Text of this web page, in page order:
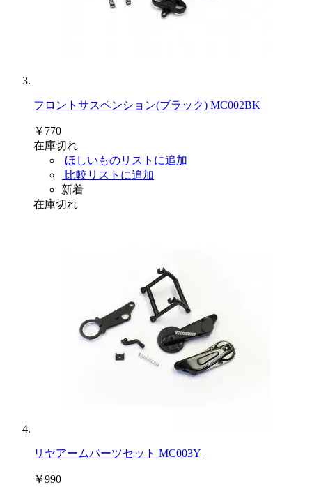
フロントサスペンション(ブラック) MC002BK
￥770
在庫切れ
ほしいものリストに追加
比較リストに追加
新着
在庫切れ
リヤアームパーツセット MC003Y
￥990